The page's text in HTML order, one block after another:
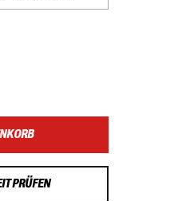
PRÜFEN